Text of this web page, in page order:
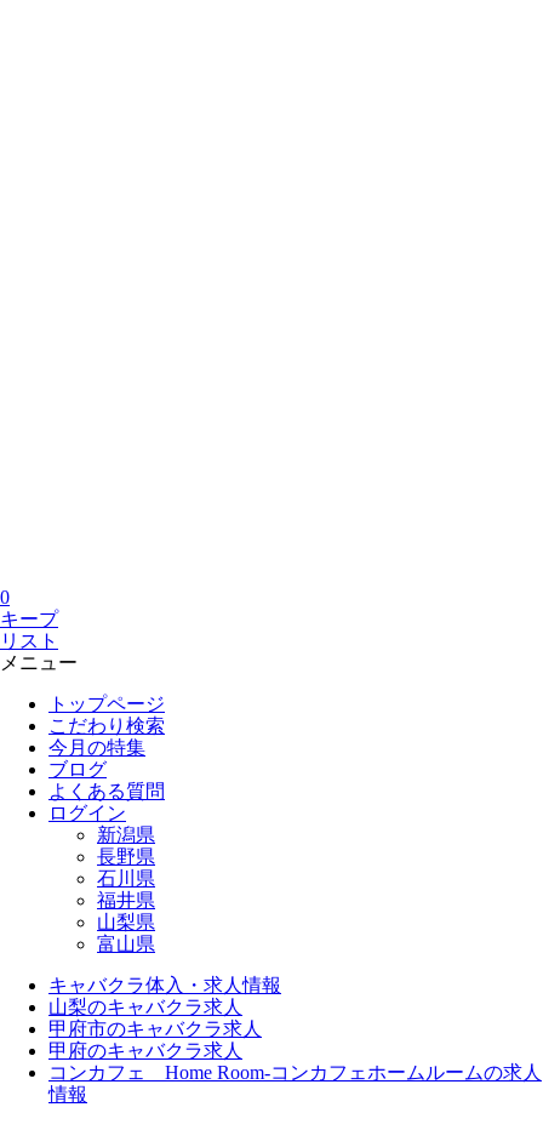
0
キープ
リスト
メニュー
トップページ
こだわり検索
今月の特集
ブログ
よくある質問
ログイン
新潟県
長野県
石川県
福井県
山梨県
富山県
キャバクラ体入・求人情報
山梨のキャバクラ求人
甲府市のキャバクラ求人
甲府のキャバクラ求人
コンカフェ Home Room-コンカフェホームルームの求人
情報